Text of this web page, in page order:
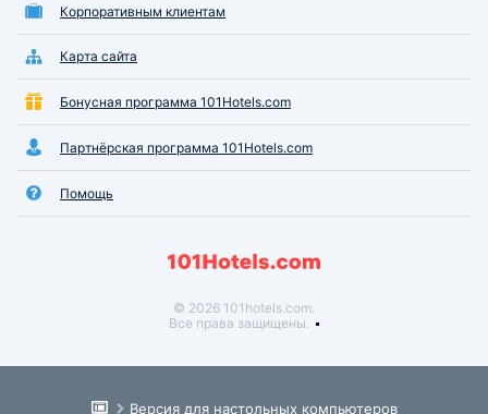
Корпоративным клиентам
Карта сайта
Бонусная программа 101Hotels.com
Партнёрская программа 101Hotels.com
Помощь
© 2026 101hotels.com.
Все права защищены.
Версия для настольных компьютеров